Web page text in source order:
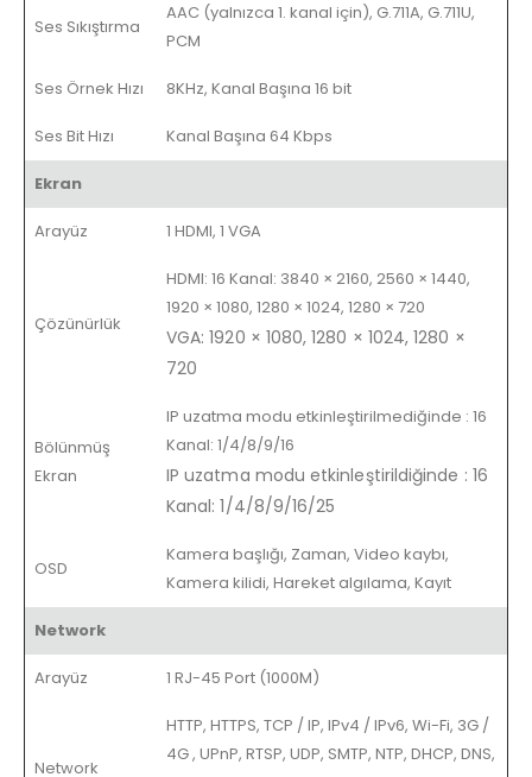
Ses Sıkıştırma
AAC (yalnızca 1. kanal için), G.711A, G.711U,
PCM
Ses Örnek Hızı 8KHz, Kanal Başına 16 bit
Ses Bit Hızı Kanal Başına 64 Kbps
Ekran
Arayüz 1 HDMI, 1 VGA
Çözünürlük
HDMI: 16 Kanal: 3840 × 2160, 2560 × 1440,
1920 × 1080, 1280 × 1024, 1280 × 720
VGA: 1920 × 1080, 1280 × 1024, 1280 ×
720
Bölünmüş
Ekran
IP uzatma modu etkinleştirilmediğinde : 16
Kanal: 1/4/8/9/16
IP uzatma modu etkinleştirildiğinde : 16
Kanal: 1/4/8/9/16/25
OSD
Kamera başlığı, Zaman, Video kaybı,
Kamera kilidi, Hareket algılama, Kayıt
Network
Arayüz 1 RJ-45 Port (1000M)
Network
HTTP, HTTPS, TCP / IP, IPv4 / IPv6, Wi-Fi, 3G /
4G, UPnP, RTSP, UDP, SMTP, NTP, DHCP, DNS,